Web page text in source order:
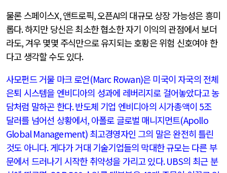
물론 스페이스X,앤트로픽,오픈AI의 대규모 상장 가능성은 흥미
롭다.하지만 당신은 최소한 협소한 자기 이익의 관점에서 보더
라도,겨우 몇몇 주식만으로 유지되는 호황은 위험 신호여야 한
다고 생각할 수도 있다.
사모펀드 거물 마크 로언(Marc Rowan)은 미국이 자국의 전체
은퇴 시스템을 엔비디아의 성과에 레버리지로 걸어놓았다고 농
담처럼 말하곤 한다.반도체 기업 엔비디아의 시가총액이 5조
달러를 넘어선 상황에서, 아폴로 글로벌 매니지먼트(Apollo
Global Management) 최고경영자인 그의 말은 완전히 틀린
것도 아니다.게다가 거대 기술기업들의 막대한 규모는 다른 부
문에서 드러나기 시작한 취약성을 가리고 있다. UBS의 최근 분